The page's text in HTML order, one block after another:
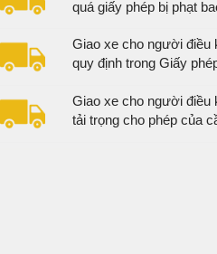
quá giấy phép bị phạt
Giao xe cho người điều
quy định trong Giấy
Giao xe cho người điều
tải trọng cho phép của